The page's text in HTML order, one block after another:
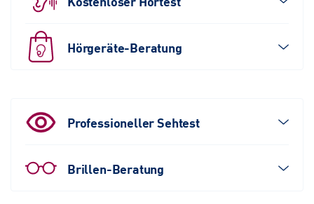
Hörgeräte-Beratung
Professioneller Sehtest
Brillen-Beratung